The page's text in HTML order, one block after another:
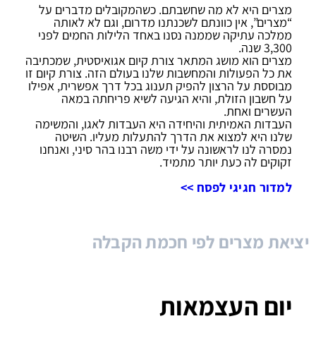
מצרים היא לא מה שחשבתם. כשהמקובלים מדברים על
“מצרים”, אין כוונתם לשכנתנו מדרום, וגם לא לאותה
ממלכה עתיקה שממנה נסנו באחד הלילות החמים לפני
3,300 שנה.
מצרים הוא מושג המתאר צורת קיום אגואיסטית, שמכתיבה
את כל הפעולות והמחשבות שלנו בעולם הזה. צורת קיום זו
מבוססת על הרצון להפיק תענוג בכל דרך אפשרית, אפילו
על חשבון הזולת, והיא הגיעה לשיא פריחתה במאה
העשרים ואחת.
העבדות האמיתית והיחידה היא העבדות לאגו, והמשימה
שלנו היא למצוא את הדרך להתעלות מעליו. השיטה
נמסרה לנו לראשונה על ידי משה רבנו בהר סיני, ואנחנו
זקוקים לה כעת יותר מתמיד.
למדור חגיגי לפסח >>
יציאת מצרים לפי חכמת הקבלה
יום העצמאות